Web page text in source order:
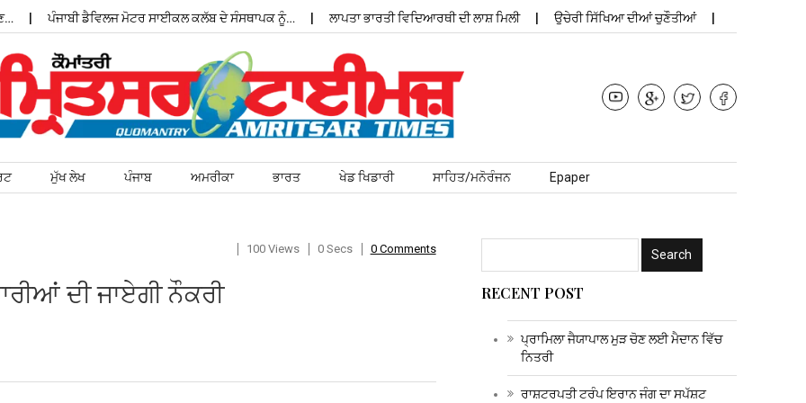
ਪੰਜਾਬੀ ਡੈਵਿਲਜ ਮੋਟਰ ਸਾਈਕਲ ਕਲੱਬ ਦੇ ਸੰਸਥਾਪਕ ਨੂੰ… ਲਾਪਤਾ ਭਾਰਤੀ ਵਿਦਿਆਰਥੀ ਦੀ ਲਾਸ਼ ਮਿਲੀ ਉਚੇਰੀ ਸਿੱਖਿਆ ਦੀਆਂ ਚੁਣੌਤੀਆਂ
ਮੁੱਖ ਲੇਖ ਪੰਜਾਬ ਅਮਰੀਕਾ ਭਾਰਤ ਖੇਡ ਖਿਡਾਰੀ ਸਾਹਿਤ/ਮਨੋਰੰਜਨ Epaper
100 Views 0 Secs 0 Comments
ਦੀ ਜਾਏਗੀ ਨੌਕਰੀ RECENT POST
ਪ੍ਰਾਮਿਲਾ ਜੈਯਾਪਾਲ ਮੁੜ ਚੋਣ ਲਈ ਮੈਦਾਨ ਵਿੱਚ
ਨਿਤਰੀ
ਰਾਸ਼ਟਰਪਤੀ ਟਰੰਪ ਇਰਾਨ ਜੰਗ ਦਾ ਸਪੱਸ਼ਟ